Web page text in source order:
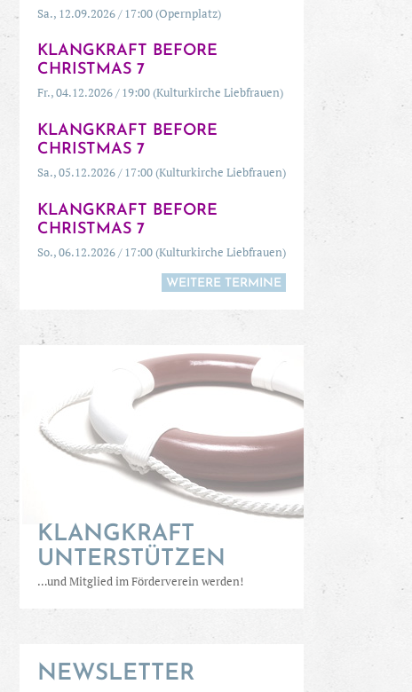
Sa., 12.09.2026 / 17:00 (Opernplatz)
KLANGKRAFT BEFORE
CHRISTMAS 7
Fr., 04.12.2026 / 19:00 (Kulturkirche Liebfrauen)
KLANGKRAFT BEFORE
CHRISTMAS 7
Sa., 05.12.2026 / 17:00 (Kulturkirche Liebfrauen)
KLANGKRAFT BEFORE
CHRISTMAS 7
So., 06.12.2026 / 17:00 (Kulturkirche Liebfrauen)
WEITERE TERMINE
KLANGKRAFT
UNTERSTÜTZEN
…und Mitglied im Förderverein werden!
NEWSLETTER